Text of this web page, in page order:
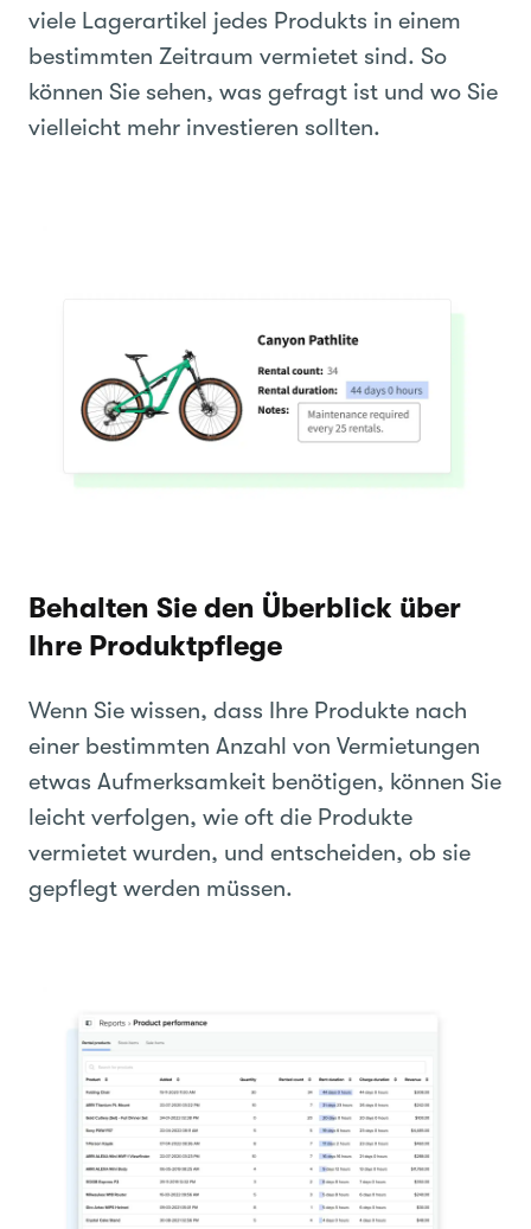
viele Lagerartikel jedes Produkts in einem
bestimmten Zeitraum vermietet sind. So
können Sie sehen, was gefragt ist und wo Sie
vielleicht mehr investieren sollten.
Behalten Sie den Überblick über
Ihre Produktpflege
Wenn Sie wissen, dass Ihre Produkte nach
einer bestimmten Anzahl von Vermietungen
etwas Aufmerksamkeit benötigen, können Sie
leicht verfolgen, wie oft die Produkte
vermietet wurden, und entscheiden, ob sie
gepflegt werden müssen.